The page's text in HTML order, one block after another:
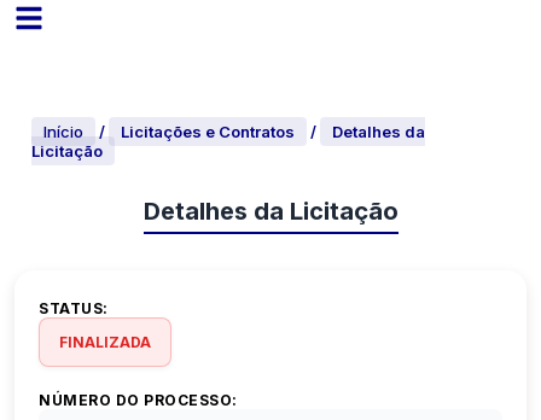
Início / Licitações e Contratos /
Detalhes da
Licitação
Detalhes da Licitação
STATUS:
FINALIZADA
NÚMERO DO PROCESSO: